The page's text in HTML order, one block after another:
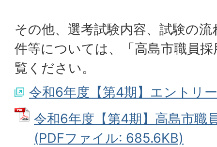
その他、選考試験内容、試験の
件等については、「高島市職員
覧ください。
令和6年度【第4期】エントリ
令和6年度【第4期】高島市職
(PDFファイル: 685.6KB)